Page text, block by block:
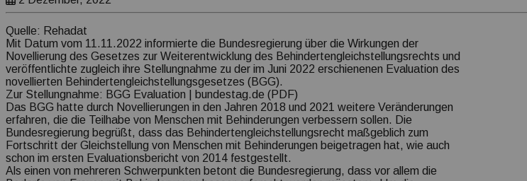
Quelle: Rehadat
Mit Datum vom 11.11.2022 informierte die Bundesregierung über die Wirkungen der
Novellierung des Gesetzes zur Weiterentwicklung des Behindertengleichstellungsrechts und
veröffentlichte zugleich ihre Stellungnahme zu der im Juni 2022 erschienenen Evaluation des
novellierten Behindertengleichstellungsgesetzes (BGG).
Zur Stellungnahme: BGG Evaluation | bundestag.de (PDF)
Das BGG hatte durch Novellierungen in den Jahren 2018 und 2021 weitere Veränderungen
erfahren, die die Teilhabe von Menschen mit Behinderungen verbessern sollen. Die
Bundesregierung begrüßt, dass das Behindertengleichstellungsrecht maßgeblich zum
Fortschritt der Gleichstellung von Menschen mit Behinderungen beigetragen hat, wie auch
schon im ersten Evaluationsbericht von 2014 festgestellt.
Als einen von mehreren Schwerpunkten betont die Bundesregierung, dass vor allem die